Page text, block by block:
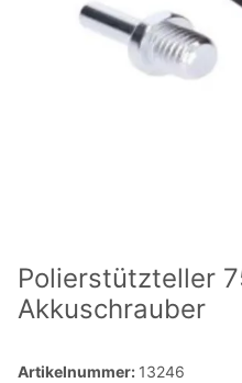
Polierstützteller
Akkuschrauber
Artikelnummer: 13246